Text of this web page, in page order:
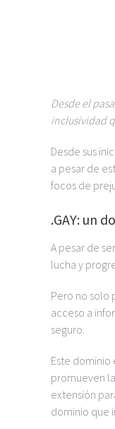
Desde el
inclusividad
Desde sus
a pesar de
focos de
.GAY: un
A pesar de
lucha y
Pero no solo
acceso a
seguro.
Este dominio
promueven
extensión
dominio que